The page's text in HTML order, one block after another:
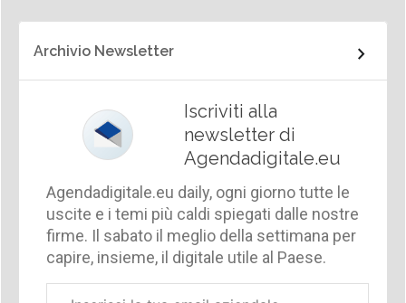
Archivio Newsletter
Iscriviti alla
newsletter di
Agendadigitale.eu
Agendadigitale.eu daily, ogni giorno tutte le
uscite e i temi più caldi spiegati dalle nostre
firme. Il sabato il meglio della settimana per
capire, insieme, il digitale utile al Paese.